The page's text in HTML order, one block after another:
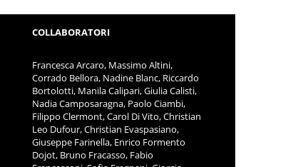
COLLABORATORI
Francesca Arcaro, Massimo Altini,
Corrado Bellora, Nadine Blanc, Riccardo
Bortolotti, Manila Calipari, Giulia Calisti,
Nadia Camposaragna, Paolo Ciambi,
Filippo Clermont, Carol Di Vito, Christian
Leo Dufour, Christian Evaspasiano,
Giuseppe Farinella, Enrico Formento
Dojot, Bruno Fracasso, Fabio